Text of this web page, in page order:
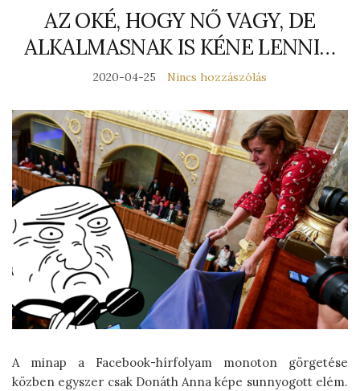
AZ OKÉ, HOGY NŐ VAGY, DE
ALKALMASNAK IS KÉNE LENNI…
2020-04-25 Nincs hozzászólás
A minap a Facebook-hírfolyam monoton görgetése
közben egyszer csak Donáth Anna képe sunnyogott elém.